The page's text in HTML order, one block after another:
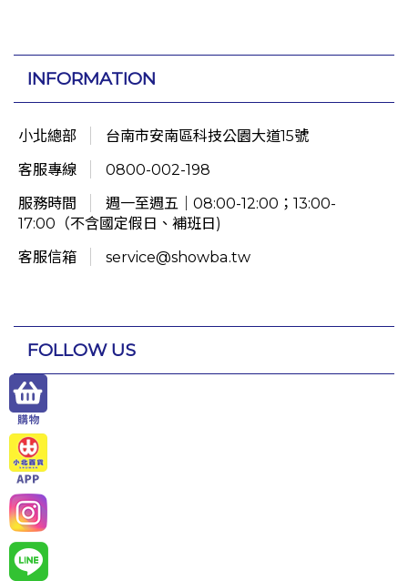
INFORMATION
小北總部
台南市安南區科技公園大道15號
客服專線
0800-002-198
服務時間
週一至週五｜08:00-12:00；13:00-
17:00（不含國定假日、補班日)
客服信箱
service@showba.tw
FOLLOW US